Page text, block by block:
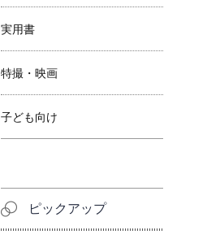
実用書
特撮・映画
子ども向け
ピックアップ